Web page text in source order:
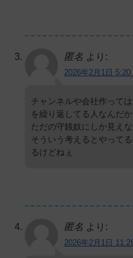
匿名 より:
2026年2月1日 5:20
チャンネルや会社作って
を繰り返してる人なんだか
ただの守銭奴にしか見え
そういう考えるとやって
るけどねぇ
匿名 より:
2026年2月1日